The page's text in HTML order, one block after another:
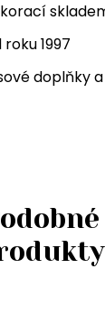
1997
doplňky